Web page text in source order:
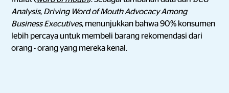
Analysis, Driving Word of Mouth Advocacy Among
Business Executives, menunjukkan bahwa 90% konsumen
lebih percaya untuk membeli barang rekomendasi dari
orang - orang yang mereka kenal.